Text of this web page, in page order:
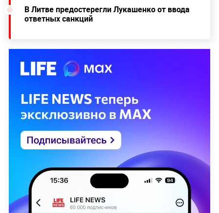
В Литве предостерегли Лукашенко от ввода
ответных санкций